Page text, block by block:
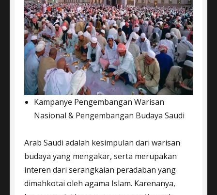
Kampanye Pengembangan Warisan
Nasional & Pengembangan Budaya Saudi
Arab Saudi adalah kesimpulan dari warisan
budaya yang mengakar, serta merupakan
interen dari serangkaian peradaban yang
dimahkotai oleh agama Islam. Karenanya,